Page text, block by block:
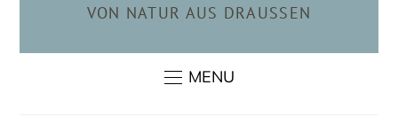
VON NATUR AUS DRAUSSEN
MENU